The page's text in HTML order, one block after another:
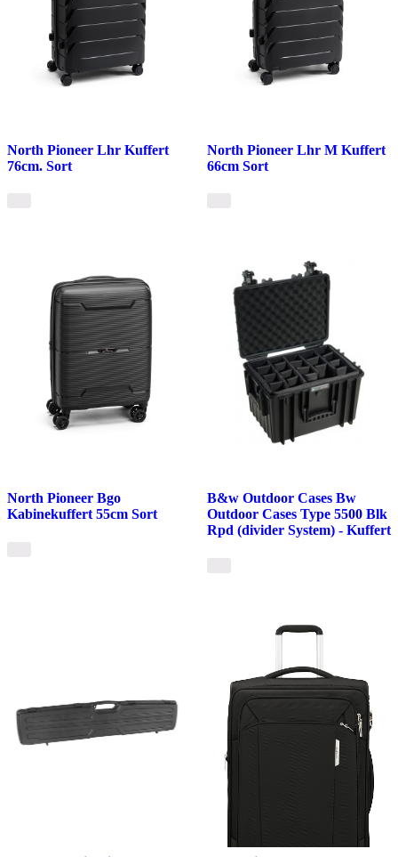
North Pioneer Lhr Kuffert
76cm. Sort
North Pioneer Lhr M Kuffert
66cm Sort
North Pioneer Bgo
Kabinekuffert 55cm Sort
B&w Outdoor Cases Bw
Outdoor Cases Type 5500 Blk
Rpd (divider System) - Kuffert